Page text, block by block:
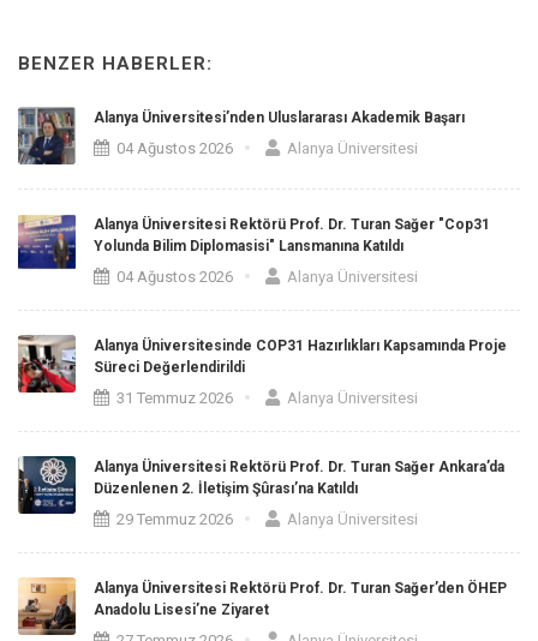
BENZER HABERLER:
Alanya Üniversitesi’nden Uluslararası Akademik Başarı
04 Ağustos 2026 Alanya Üniversitesi
Alanya Üniversitesi Rektörü Prof. Dr. Turan Sağer "Cop31
Yolunda Bilim Diplomasisi" Lansmanına Katıldı
04 Ağustos 2026 Alanya Üniversitesi
Alanya Üniversitesinde COP31 Hazırlıkları Kapsamında Proje
Süreci Değerlendirildi
31 Temmuz 2026 Alanya Üniversitesi
Alanya Üniversitesi Rektörü Prof. Dr. Turan Sağer Ankara’da
Düzenlenen 2. İletişim Şûrası’na Katıldı
29 Temmuz 2026 Alanya Üniversitesi
Alanya Üniversitesi Rektörü Prof. Dr. Turan Sağer’den ÖHEP
Anadolu Lisesi’ne Ziyaret